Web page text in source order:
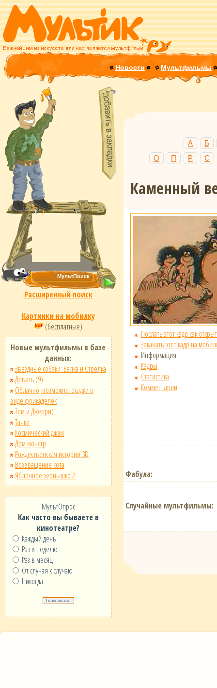
Новости Мультфильмы
Расширенный поиск
Картинки на мобилку
(бесплатные)
Новые мультфильмы в базе
данных:
Звёздные собаки: Белка и Стрелка
Девять (9)
Облачно, возможны осадки в
виде фрикаделек
Том и Джерри)
Тачки
Космический джэм
Дом монстр
Рождественская история 3D
Возвращение кота
Яблочное зернышко 2
МультОпрос
Как часто вы бываете в
кинотеатре?
Каждый день
Раз в неделю
Раз в месяц
От случая к случаю
Никогда
А
Б
О
П Р С
Каменный
Послать этот кадр как
Закачать этот кадр на
Информация
Кадры
Статистика
Комментарии
Фабула:
Случайные мультфильмы: